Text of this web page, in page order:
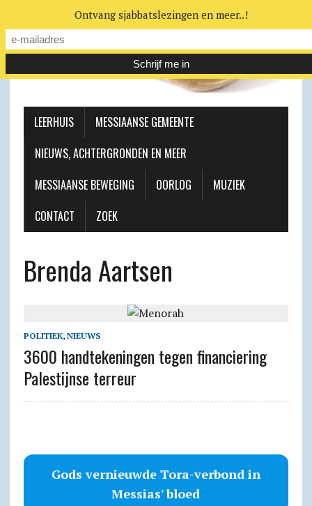
LEERHUIS
MESSIAANSE GEMEENTE
NIEUWS, ACHTERGRONDEN EN MEER
MESSIAANSE BEWEGING
OORLOG
MUZIEK
CONTACT
ZOEK
Brenda Aartsen
POLITIEK, NIEUWS
3600 handtekeningen tegen financiering
Palestijnse terreur
Gods vernieuwde Tora-verbond in
Messias' bloed
Ontvang sjabbatslezingen en meer..!